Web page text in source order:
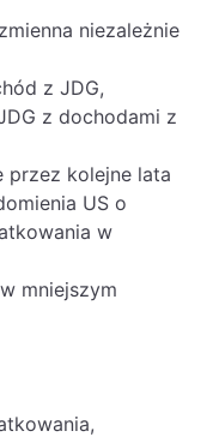
niezależnie
z JDG,
z dochodami z
przez kolejne lata
US o
w
mniejszym